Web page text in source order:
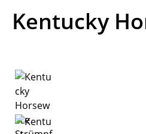
Kentucky
Bildergalerie überspringen